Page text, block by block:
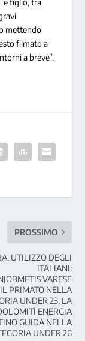
mettendo
filmato a
a breve”.
PROSSIMO
UTILIZZO DEGLI
ITALIANI:
VARESE
IL PRIMATO NELLA
UNDER 23, LA
ENERGIA
GUIDA NELLA
UNDER 26